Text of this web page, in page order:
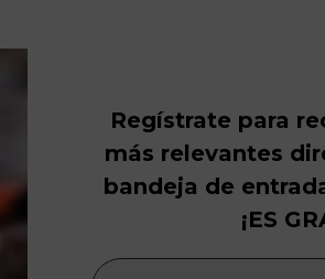
Regístrate para
más relevantes
bandeja de
¡ES